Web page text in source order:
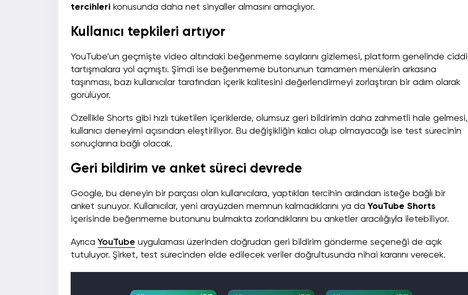
tercihleri konusunda daha net sinyaller almasını amaçlıyor.
Kullanıcı tepkileri artıyor
YouTube’un geçmişte video altındaki beğenmeme sayılarını gizlemesi, platform genelinde ciddi
tartışmalara yol açmıştı. Şimdi ise beğenmeme butonunun tamamen menülerin arkasına
taşınması, bazı kullanıcılar tarafından içerik kalitesini değerlendirmeyi zorlaştıran bir adım olarak
görülüyor.
Özellikle Shorts gibi hızlı tüketilen içeriklerde, olumsuz geri bildirimin daha zahmetli hale gelmesi,
kullanıcı deneyimi açısından eleştiriliyor. Bu değişikliğin kalıcı olup olmayacağı ise test sürecinin
sonuçlarına bağlı olacak.
Geri bildirim ve anket süreci devrede
Google, bu deneyin bir parçası olan kullanıcılara, yaptıkları tercihin ardından isteğe bağlı bir
anket sunuyor. Kullanıcılar, yeni arayüzden memnun kalmadıklarını ya da YouTube Shorts
içerisinde beğenmeme butonunu bulmakta zorlandıklarını bu anketler aracılığıyla iletebiliyor.
Ayrıca YouTube uygulaması üzerinden doğrudan geri bildirim gönderme seçeneği de açık
tutuluyor. Şirket, test sürecinden elde edilecek veriler doğrultusunda nihai kararını verecek.